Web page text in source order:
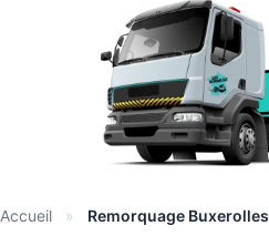
Accueil » Remorquage Buxerolles